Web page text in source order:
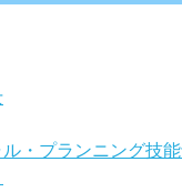
・プランニング技